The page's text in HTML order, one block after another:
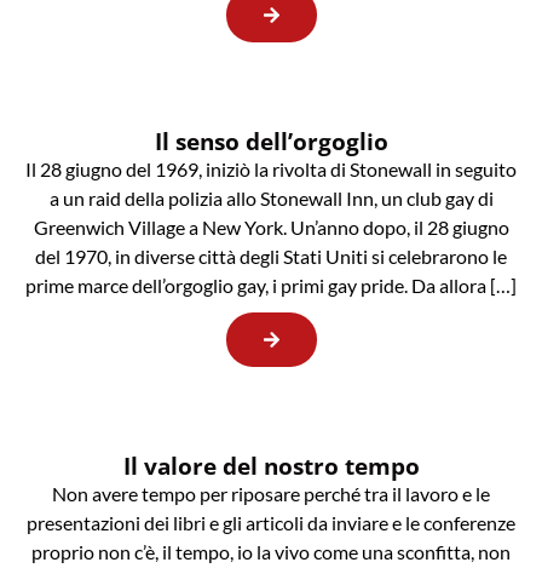
Il senso dell’orgoglio
Il 28 giugno del 1969, iniziò la rivolta di Stonewall in seguito
a un raid della polizia allo Stonewall Inn, un club gay di
Greenwich Village a New York. Un’anno dopo, il 28 giugno
del 1970, in diverse città degli Stati Uniti si celebrarono le
prime marce dell’orgoglio gay, i primi gay pride. Da allora […]
Il valore del nostro tempo
Non avere tempo per riposare perché tra il lavoro e le
presentazioni dei libri e gli articoli da inviare e le conferenze
proprio non c’è, il tempo, io la vivo come una sconfitta, non